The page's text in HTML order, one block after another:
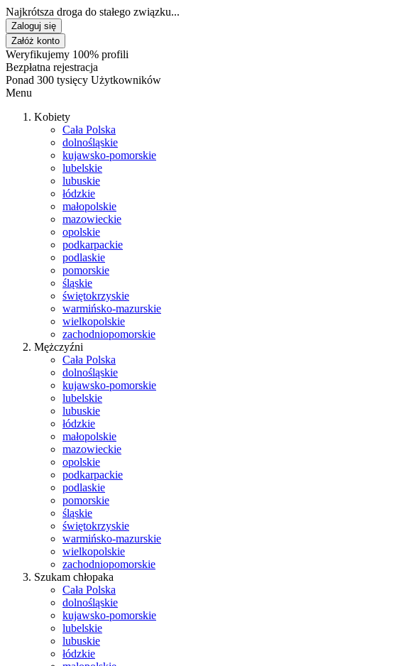
Najkrótsza droga do stałego związku...
Zaloguj się
Załóż konto
Weryfikujemy 100% profili
Bezpłatna rejestracja
Ponad 300 tysięcy Użytkowników
Menu
Kobiety
Cała Polska
dolnośląskie
kujawsko-pomorskie
lubelskie
lubuskie
łódzkie
małopolskie
mazowieckie
opolskie
podkarpackie
podlaskie
pomorskie
śląskie
świętokrzyskie
warmińsko-mazurskie
wielkopolskie
zachodniopomorskie
Mężczyźni
Cała Polska
dolnośląskie
kujawsko-pomorskie
lubelskie
lubuskie
łódzkie
małopolskie
mazowieckie
opolskie
podkarpackie
podlaskie
pomorskie
śląskie
świętokrzyskie
warmińsko-mazurskie
wielkopolskie
zachodniopomorskie
Szukam chłopaka
Cała Polska
dolnośląskie
kujawsko-pomorskie
lubelskie
lubuskie
łódzkie